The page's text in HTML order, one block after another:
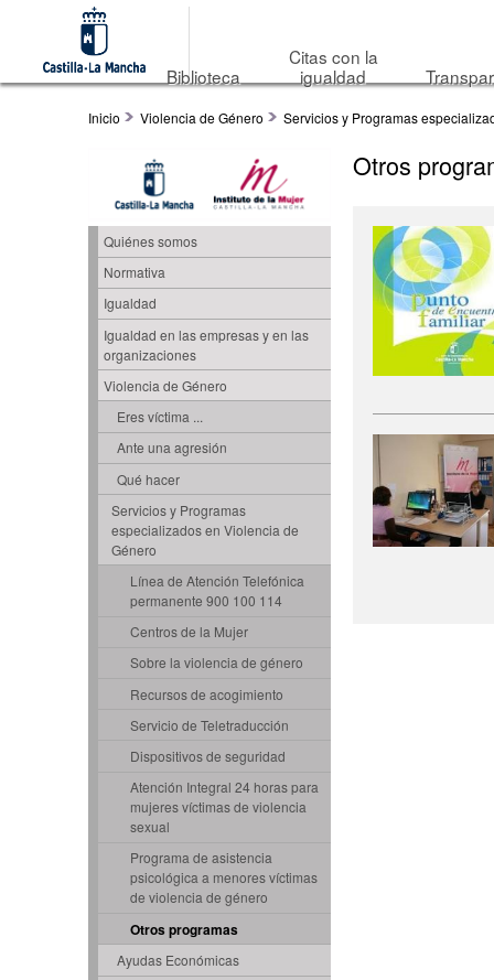
Biblioteca
Citas con la
igualdad
Inicio Violencia de Género Servicios y Programas
Quiénes somos
Normativa
Igualdad
Igualdad en las empresas y en las
organizaciones
Violencia de Género
Eres víctima ...
Ante una agresión
Qué hacer
Servicios y Programas
especializados en Violencia de
Género
Línea de Atención Telefónica
permanente 900 100 114
Centros de la Mujer
Sobre la violencia de género
Recursos de acogimiento
Servicio de Teletraducción
Dispositivos de seguridad
Atención Integral 24 horas para
mujeres víctimas de violencia
sexual
Programa de asistencia
psicológica a menores víctimas
de violencia de género
Otros programas
Ayudas Económicas
Otros